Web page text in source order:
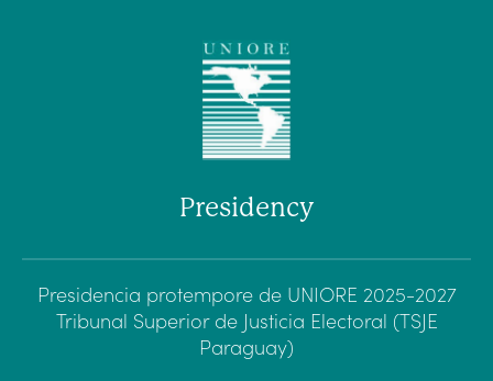
Presidency
Presidencia protempore de UNIORE 2025-2027
Tribunal Superior de Justicia Electoral (TSJE
Paraguay)